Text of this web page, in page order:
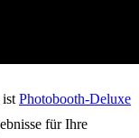
ist Photobooth-Deluxe
für Ihre